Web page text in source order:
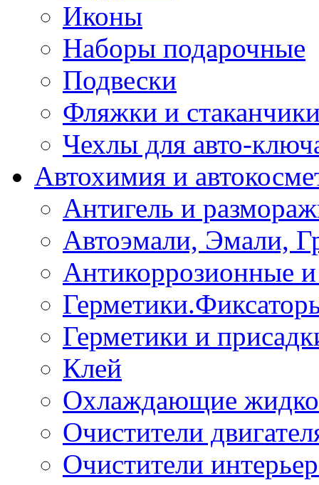
Иконы
Наборы подарочные
Подвески
Фляжки и
Чехлы для авто-
Автохимия и
Антигель и
Автоэмали, Эмали,
Антикоррозионные
Герметики и
Клей
Охлаждающие
Очистители
Очистители